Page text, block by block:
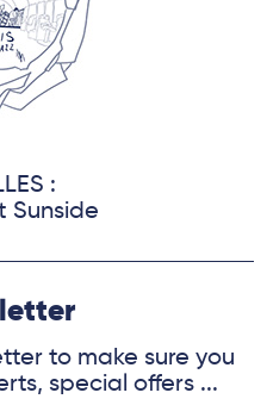
:
Sunside
to make sure you
special offers ...